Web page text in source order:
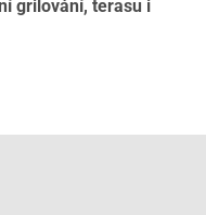
grilování, terasu i